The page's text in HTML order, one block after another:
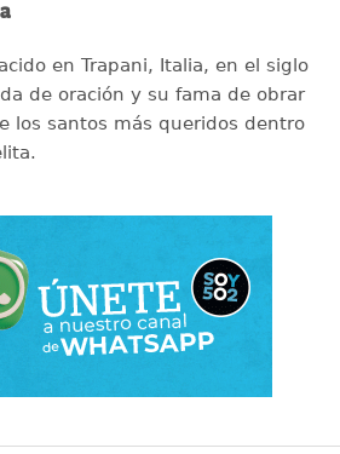
en Trapani, Italia, en el siglo
de oración y su fama de obrar
los santos más queridos dentro